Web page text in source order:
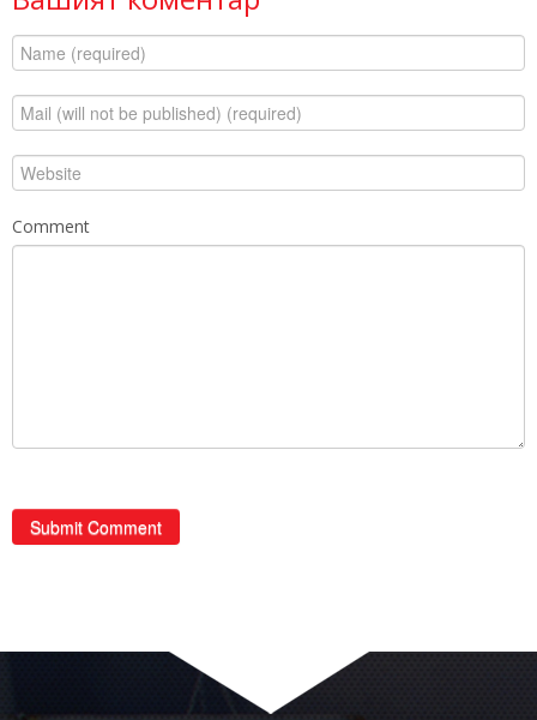
Comment